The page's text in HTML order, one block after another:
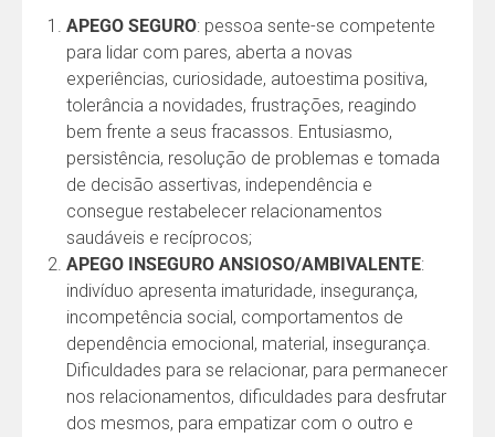
APEGO SEGURO: pessoa sente-se competente
para lidar com pares, aberta a novas
experiências, curiosidade, autoestima positiva,
tolerância a novidades, frustrações, reagindo
bem frente a seus fracassos. Entusiasmo,
persistência, resolução de problemas e tomada
de decisão assertivas, independência e
consegue restabelecer relacionamentos
saudáveis e recíprocos;
APEGO INSEGURO ANSIOSO/AMBIVALENTE:
indivíduo apresenta imaturidade, insegurança,
incompetência social, comportamentos de
dependência emocional, material, insegurança.
Dificuldades para se relacionar, para permanecer
nos relacionamentos, dificuldades para desfrutar
dos mesmos, para empatizar com o outro e